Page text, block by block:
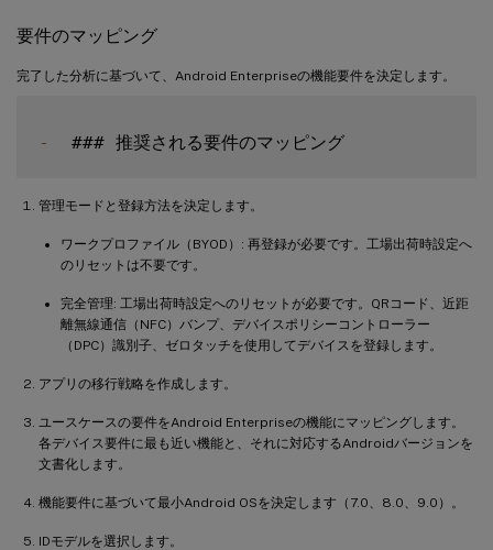
要件のマッピング
完了した分析に基づいて、Android Enterpriseの機能要件を決定します。
-
管理モードと登録方法を決定します。
ワークプロファイル（BYOD）: 再登録が必要です。工場出荷時設定へ
のリセットは不要です。
完全管理: 工場出荷時設定へのリセットが必要です。QRコード、近距
離無線通信（NFC）バンプ、デバイスポリシーコントローラー
（DPC）識別子、ゼロタッチを使用してデバイスを登録します。
アプリの移行戦略を作成します。
ユースケースの要件をAndroid Enterpriseの機能にマッピングします。
各デバイス要件に最も近い機能と、それに対応するAndroidバージョンを
文書化します。
機能要件に基づいて最小Android OSを決定します（7.0、8.0、9.0）。
IDモデルを選択します。